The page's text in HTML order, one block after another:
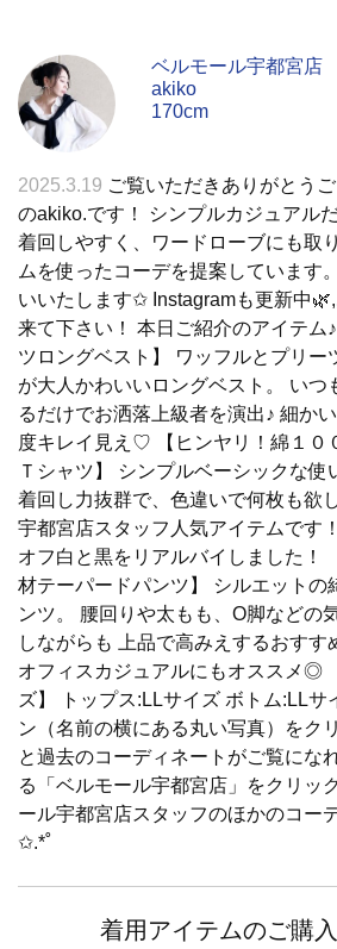
ベルモール宇都宮店
akiko
170cm
2025.3.19 ご覧いただきありがとう
のakiko.です！ シンプルカジュアル
着回しやすく、ワードローブにも取
ムを使ったコーデを提案しています
いいたします✩︎ Instagramも更新中
来て下さい！ 本日ご紹介のアイテム
ツロングベスト】 ワッフルとプリー
が大人かわいいロングベスト。 いつ
るだけでお洒落上級者を演出♪ 細か
度キレイ見え♡ 【ヒンヤリ！綿１０
Ｔシャツ】 シンプルベーシックな使
着回し力抜群で、色違いで何枚も欲
宇都宮店スタッフ人気アイテムです
オフ白と黒をリアルバイしました！
材テーパードパンツ】 シルエットの
ンツ。 腰回りや太もも、O脚などの
しながらも 上品で高みえするおすす
オフィスカジュアルにもオススメ◎
ズ】 トップス:LLサイズ ボトム:LLサ
ン（名前の横にある丸い写真）をク
と過去のコーディネートがご覧にな
る「ベルモール宇都宮店」をクリッ
ール宇都宮店スタッフのほかのコー
✩.*˚
着用アイテムのご購